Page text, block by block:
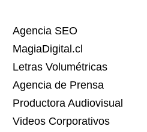
Agencia SEO
MagiaDigital.cl
Letras Volumétricas
Agencia de Prensa
Productora Audiovisual
Videos Corporativos